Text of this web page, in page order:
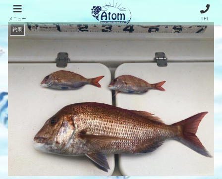
釣果
メニュー TEL